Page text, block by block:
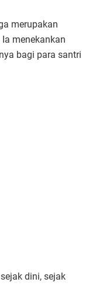
merupakan
menekankan
bagi para santri
dini, sejak